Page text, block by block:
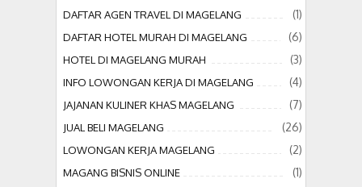
DAFTAR AGEN TRAVEL DI MAGELANG (1)
DAFTAR HOTEL MURAH DI MAGELANG (6)
HOTEL DI MAGELANG MURAH (3)
INFO LOWONGAN KERJA DI MAGELANG (4)
JAJANAN KULINER KHAS MAGELANG (7)
JUAL BELI MAGELANG (26)
LOWONGAN KERJA MAGELANG (2)
MAGANG BISNIS ONLINE (1)